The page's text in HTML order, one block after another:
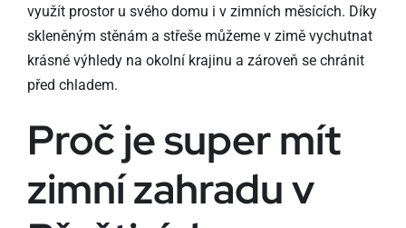
využít prostor u svého domu i v zimních měsících. Díky
skleněným stěnám a střeše můžeme v zimě vychutnat
krásné výhledy na okolní krajinu a zároveň se chránit
před chladem.
Proč je super mít
zimní zahradu v